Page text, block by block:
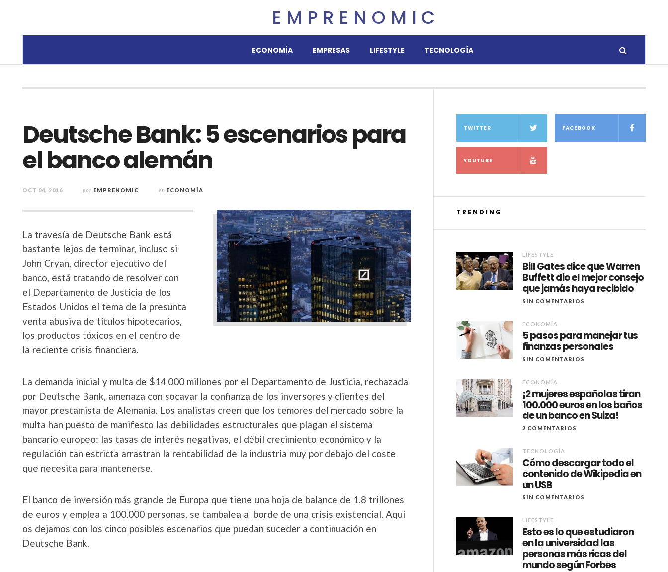
EMPRENOMIC
ECONOMÍA EMPRESAS LIFESTYLE TECNOLOGÍA
Deutsche Bank: 5 escenarios para
el banco alemán
OCT 04, 2016 por EMPRENOMIC en ECONOMÍA
La travesía de Deutsche Bank está
bastante lejos de terminar, incluso si
John Cryan, director ejecutivo del
banco, está tratando de resolver con
el Departamento de Justicia de los
Estados Unidos el tema de la presunta
venta abusiva de títulos hipotecarios,
los productos tóxicos en el centro de
la reciente crisis financiera.
La demanda inicial y multa de $14.000 millones por el Departamento de Justicia, rechazada
por Deutsche Bank, amenaza con socavar la confianza de los inversores y clientes del
mayor prestamista de Alemania. Los analistas creen que los temores del mercado sobre la
multa han puesto de manifesto las debilidades estructurales que plagan el sistema
bancario europeo: las tasas de interés negativas, el débil crecimiento económico y la
regulación tan estricta arrastran la rentabilidad de la industria muy por debajo del coste
que necesita para mantenerse.
El banco de inversión más grande de Europa que tiene una hoja de balance de 1.8 trillones
de euros y emplea a 100.000 personas, se tambalea al borde de una crisis existencial. Aquí
os dejamos con los cinco posibles escenarios que puedan suceder a continuación en
Deutsche Bank.
TWITTER FACEBOOK
YOUTUBE
TRENDING
LIFESTYLE
Bill Gates dice que Warren
Buffett dio el mejor consejo
que jamás haya recibido
SIN COMENTARIOS
ECONOMÍA
5 pasos para manejar tus
finanzas personales
SIN COMENTARIOS
ECONOMÍA
¡2 mujeres españolas tiran
100.000 euros en los baños
de un banco en Suiza!
2 COMENTARIOS
TECNOLOGÍA
Cómo descargar todo el
contenido de Wikipedia en
un USB
SIN COMENTARIOS
LIFESTYLE
Esto es lo que estudiaron
en la universidad las
personas más ricas del
mundo según Forbes